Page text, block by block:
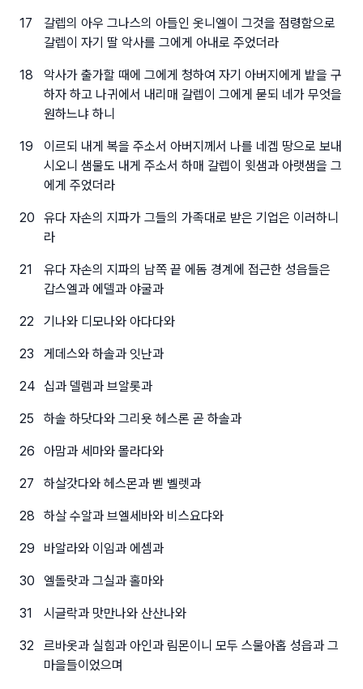
17
갈렙의 아우 그나스의 아들인 옷니엘이 그것을 점령함으로
갈렙이 자기 딸 악사를 그에게 아내로 주었더라
18
악사가 출가할 때에 그에게 청하여 자기 아버지에게 밭을 구
하자 하고 나귀에서 내리매 갈렙이 그에게 묻되 네가 무엇을
원하느냐 하니
19
이르되 내게 복을 주소서 아버지께서 나를 네겝 땅으로 보내
시오니 샘물도 내게 주소서 하매 갈렙이 윗샘과 아랫샘을 그
에게 주었더라
20
유다 자손의 지파가 그들의 가족대로 받은 기업은 이러하니
라
21
유다 자손의 지파의 남쪽 끝 에돔 경계에 접근한 성읍들은
갑스엘과 에델과 야굴과
22 기나와 디모나와 아다다와
23 게데스와 하솔과 잇난과
24 십과 델렘과 브알롯과
25 하솔 하닷다와 그리욧 헤스론 곧 하솔과
26 아맘과 세마와 몰라다와
27 하살갓다와 헤스몬과 벧 벨렛과
28 하살 수알과 브엘세바와 비스요댜와
29 바알라와 이임과 에셈과
30 엘돌랏과 그실과 홀마와
31 시글락과 맛만나와 산산나와
32
르바옷과 실힘과 아인과 림몬이니 모두 스물아홉 성읍과 그
마을들이었으며